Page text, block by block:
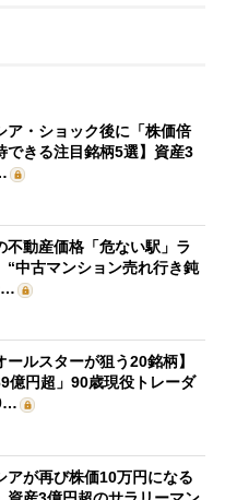
ア・ショック後に「株価倍
できる注目銘柄5選】資産3
不動産価格「危ない駅」ラ
“中古マンション売れ行き鈍
…
ールスターが狙う20銘柄】
億円超」90歳現役トレーダ
アが再び株価10万円になる